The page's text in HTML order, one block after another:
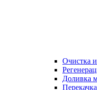
Очистка и
Доливка